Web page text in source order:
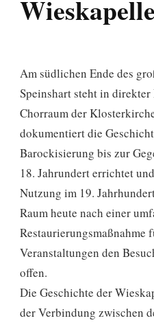
Wieskapelle
Am südlichen Ende des
Speinshart steht in
Chorraum der
dokumentiert die
Barockisierung bis zur
18. Jahrundert errichtet
Nutzung im 19.
Raum heute nach einer
Restaurierungsmaßnahme
Veranstaltungen den
offen.
Die Geschichte der
der Verbindung zwischen